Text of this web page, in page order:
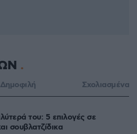
Δημοφιλή Σχολιασμένα
του: 5 επιλογές σε
σουβλατζίδικα